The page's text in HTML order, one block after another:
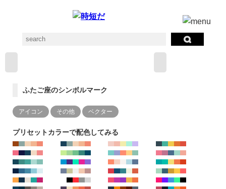
ふたご座のシンボルマーク
アイコン その他 ベクター
プリセットカラーで配色してみる